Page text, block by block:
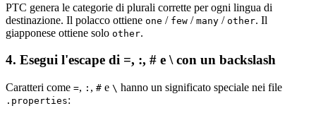
PTC genera le categorie di plurali corrette per ogni lingua di
destinazione. Il polacco ottiene one / few / many / other. Il
giapponese ottiene solo other.
4. Esegui l'escape di =, :, # e \ con un backslash
Caratteri come =, : , # e \ hanno un significato speciale nei file
.properties: